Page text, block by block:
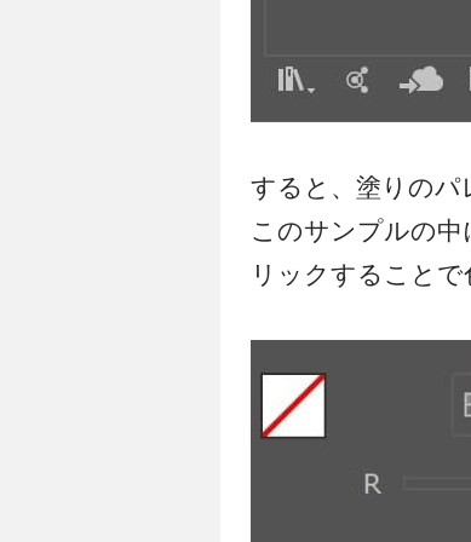
すると、塗りのパ
このサンプルの中
リックすることで